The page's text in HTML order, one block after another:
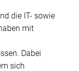
die IT- sowie
mit
Dabei
sich